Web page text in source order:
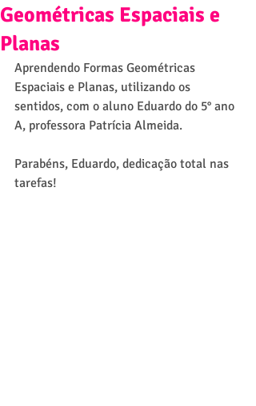
Geométricas Espaciais e
Planas
Aprendendo Formas Geométricas
Espaciais e Planas, utilizando os
sentidos, com o aluno Eduardo do 5° ano
A, professora Patrícia Almeida.
Parabéns, Eduardo, dedicação total nas
tarefas!